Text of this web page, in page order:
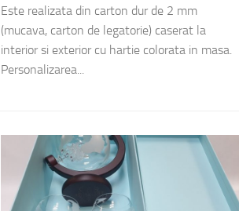
Este realizata din carton dur de 2 mm
(mucava, carton de legatorie) caserat la
interior si exterior cu hartie colorata in masa.
Personalizarea...